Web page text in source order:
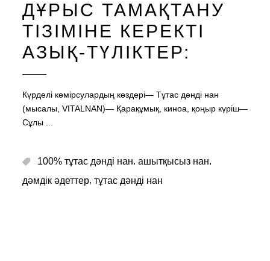
ДҰРЫС ТАМАҚТАНУ
ТІЗІМІНЕ КЕРЕКТІ
АЗЫҚ-ТҮЛІКТЕР:
Күрделі көмірсулардың көздері— Тұтас дәнді нан
(мысалы, VITALNAN)— Қарақұмық, киноа, қоңыр күріш—
Сұлы
100% тұтас дәнді нан, ашытқысыз нан,
дәмдік әдеттер, тұтас дәнді нан